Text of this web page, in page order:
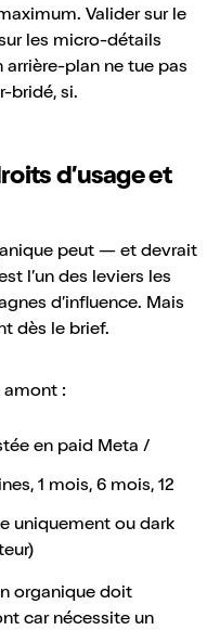
Valider sur le
les micro-détails
plan ne tue pas
bridé, si.
d’usage et
peut — et devrait
l’un des leviers les
d’influence. Mais
dès le brief.
amont :
en paid Meta /
1 mois, 6 mois, 12
uniquement ou dark
organique doit
car nécessite un